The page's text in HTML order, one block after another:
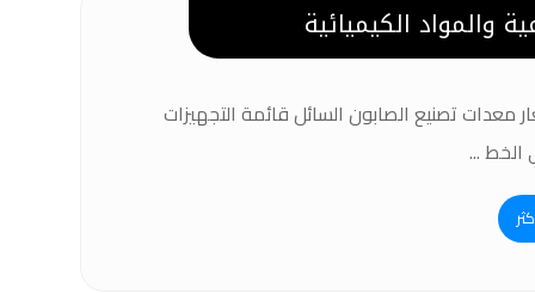
والمواد الكيميائية
معدات تصنيع الصابون السائل قائمة التجهيزات
...